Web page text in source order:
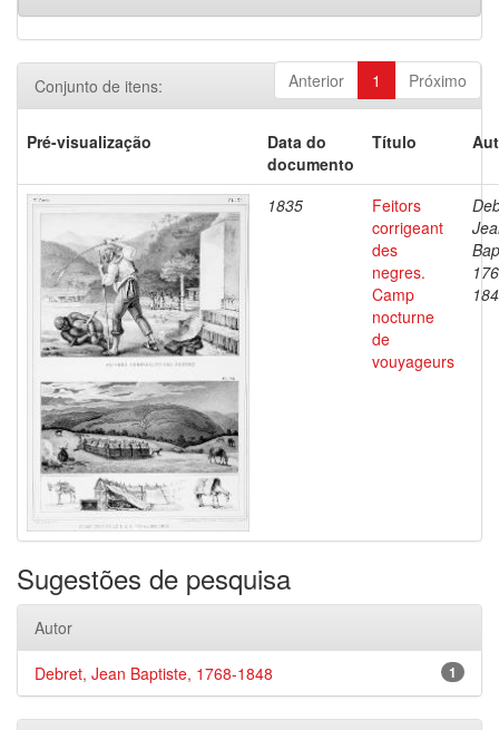
Anterior 1 Próximo
Conjunto de itens:
Pré-visualização
Data do
documento
Título
1835
Feitors
corrigeant
des
negres.
Camp
nocturne
de
vouyageurs
Sugestões de pesquisa
Autor
1
Debret, Jean Baptiste, 1768-1848